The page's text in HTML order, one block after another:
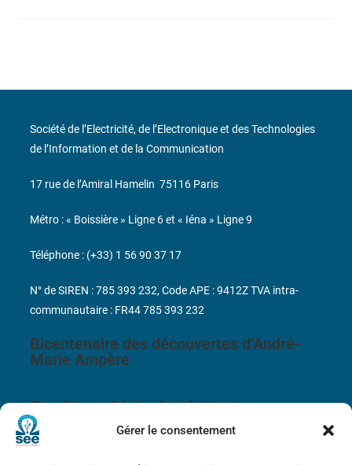
Gérer le consentement
Bicentenaire des découvertes d’André-
Marie Ampère
Conditions Générales de Vente
Société de l’Electricité, de l’Electronique et des Technologies
de l’Information et de la Communication
17 rue de l’Amiral Hamelin 75116 Paris
Métro : « Boissière » Ligne 6 et « Iéna » Ligne 9
Téléphone : (+33) 1 56 90 37 17
N° de SIREN : 785 393 232, Code APE : 9412Z TVA intra-
communautaire : FR44 785 393 232